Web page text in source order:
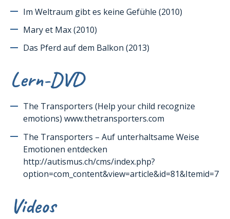
Im Weltraum gibt es keine Gefühle (2010)
Mary et Max (2010)
Das Pferd auf dem Balkon (2013)
Lern-DVD
The Transporters (Help your child recognize
emotions) www.thetransporters.com
The Transporters – Auf unterhaltsame Weise
Emotionen entdecken
http://autismus.ch/cms/index.php?
option=com_content&view=article&id=81&Itemid=7
Videos